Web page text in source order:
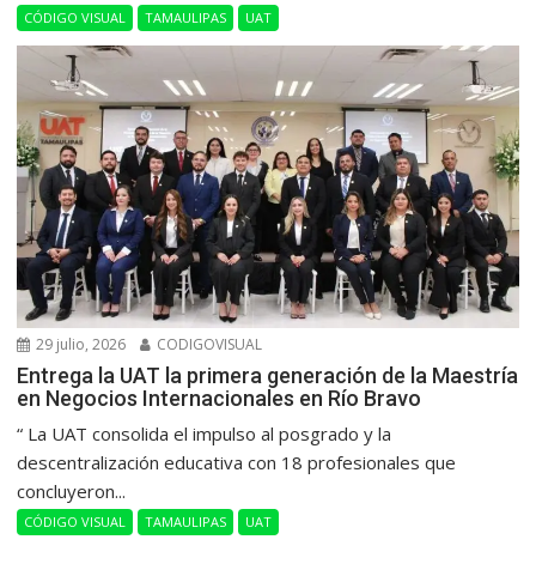
CÓDIGO VISUAL TAMAULIPAS UAT
29 julio, 2026 CODIGOVISUAL
Entrega la UAT la primera generación de la Maestría
en Negocios Internacionales en Río Bravo
“ La UAT consolida el impulso al posgrado y la
descentralización educativa con 18 profesionales que
concluyeron...
CÓDIGO VISUAL TAMAULIPAS UAT